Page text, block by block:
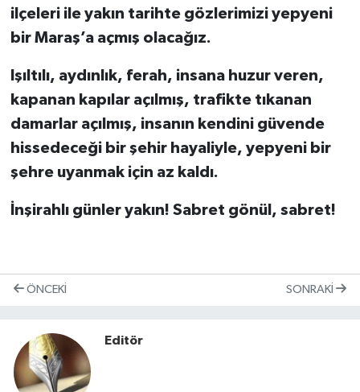
ilçeleri ile yakın tarihte gözlerimizi yepyeni
bir Maraş’a açmış olacağız.
Işıltılı, aydınlık, ferah, insana huzur veren,
kapanan kapılar açılmış, trafikte tıkanan
damarlar açılmış, insanın kendini güvende
hissedeceği bir şehir hayaliyle, yepyeni bir
şehre uyanmak için az kaldı.
İnşirahlı günler yakın! Sabret gönül, sabret!
ÖNCEKI SONRAKI
Editör